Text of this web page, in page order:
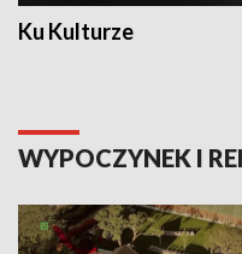
Ku Kulturze
WYPOCZYNEK I